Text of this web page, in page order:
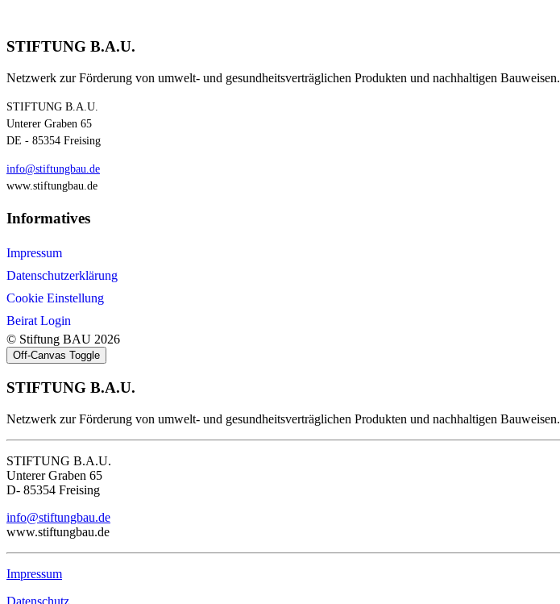
STIFTUNG B.A.U.
Netzwerk zur Förderung von umwelt- und gesundheitsverträglichen Produkten und nachhaltigen Bauweisen.
STIFTUNG B.A.U.
Unterer Graben 65
DE - 85354 Freising
info@stiftungbau.de
www.stiftungbau.de
Informatives
Impressum
Datenschutzerklärung
Cookie Einstellung
Beirat Login
© Stiftung BAU 2026
Off-Canvas Toggle
STIFTUNG B.A.U.
Netzwerk zur Förderung von umwelt- und gesundheitsverträglichen Produkten und nachhaltigen Bauweisen.
STIFTUNG B.A.U.
Unterer Graben 65
D- 85354 Freising
info@stiftungbau.de
www.stiftungbau.de
Impressum
Datenschutz